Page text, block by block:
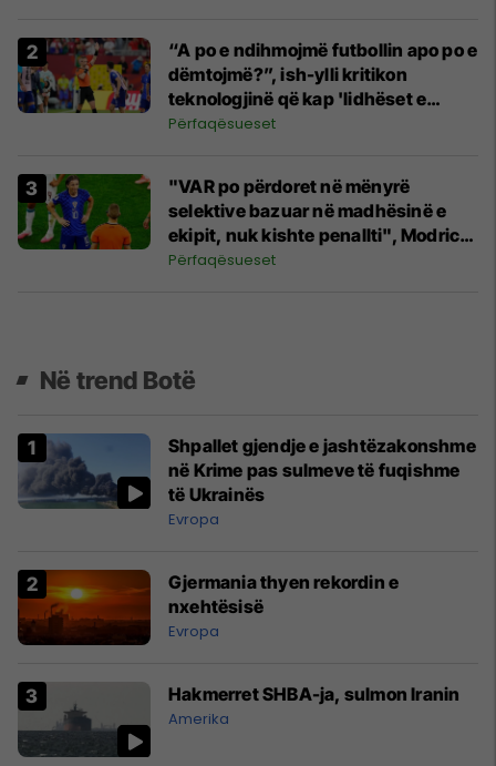
“A po e ndihmojmë futbollin apo po e
dëmtojmë?”, ish-ylli kritikon
teknologjinë që kap 'lidhëset e
këpucëve dhe bishtalecin' në
Përfaqësueset
"VAR po përdoret në mënyrë
selektive bazuar në madhësinë e
ekipit, nuk kishte penallti", Modric
shfryen pas eliminimi
Përfaqësueset
Në trend Botë
Shpallet gjendje e jashtëzakonshme
në Krime pas sulmeve të fuqishme
të Ukrainës
Evropa
Gjermania thyen rekordin e
nxehtësisë
Evropa
Hakmerret SHBA-ja, sulmon Iranin
Amerika